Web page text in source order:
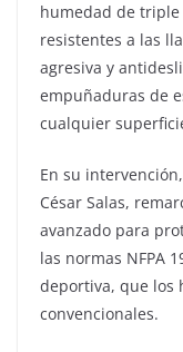
humedad de triple
resistentes a las
agresiva y
empuñaduras de
cualquier
En su
César Salas,
avanzado para
las normas NFPA
deportiva, que los
convencionales.